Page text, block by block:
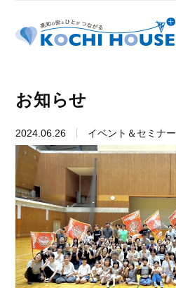
お知らせ
2024.06.26 イベント＆セミナー